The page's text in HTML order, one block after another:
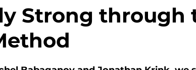
Strong through